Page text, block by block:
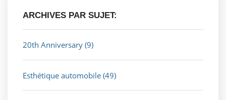
ARCHIVES PAR SUJET:
20th Anniversary (9)
Esthétique automobile (49)